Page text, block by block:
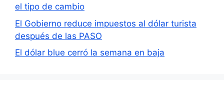
el tipo de cambio
El Gobierno reduce impuestos al dólar turista
después de las PASO
El dólar blue cerró la semana en baja